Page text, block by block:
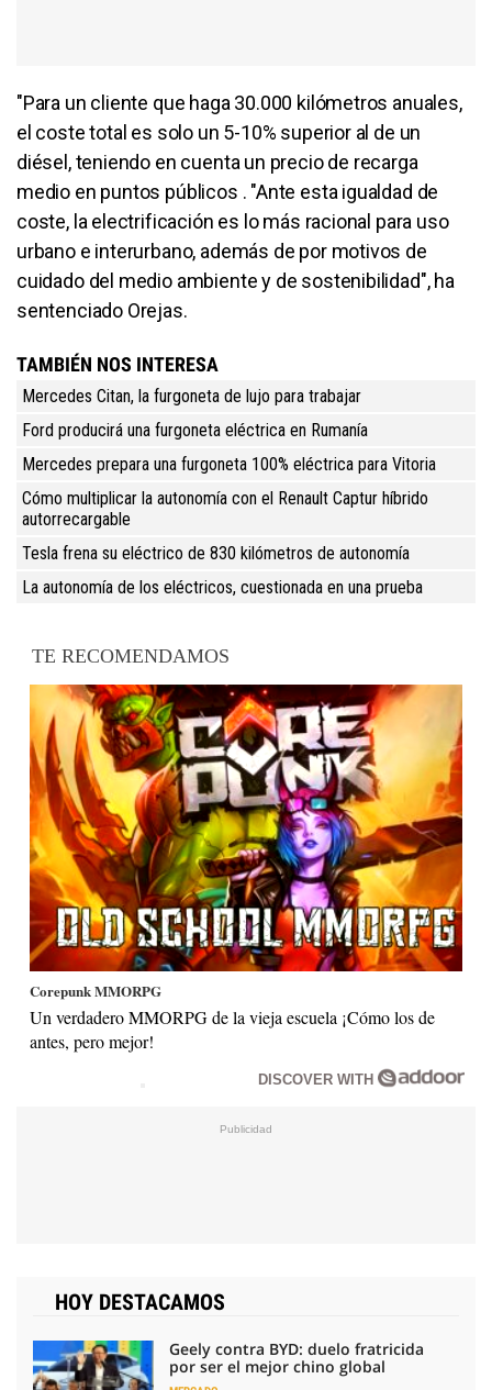
"Para un cliente que haga 30.000 kilómetros anuales,
el coste total es solo un 5-10% superior al de un
diésel, teniendo en cuenta un precio de recarga
medio en puntos públicos . "Ante esta igualdad de
coste, la electrificación es lo más racional para uso
urbano e interurbano, además de por motivos de
cuidado del medio ambiente y de sostenibilidad", ha
sentenciado Orejas.
TAMBIÉN NOS INTERESA
Mercedes Citan, la furgoneta de lujo para trabajar
Ford producirá una furgoneta eléctrica en Rumanía
Mercedes prepara una furgoneta 100% eléctrica para Vitoria
Cómo multiplicar la autonomía con el Renault Captur híbrido
autorrecargable
Tesla frena su eléctrico de 830 kilómetros de autonomía
La autonomía de los eléctricos, cuestionada en una prueba
TE RECOMENDAMOS
Corepunk MMORPG
Un verdadero MMORPG de la vieja escuela ¡Cómo los de
antes, pero mejor!
DISCOVER WITH
HOY DESTACAMOS
Geely contra BYD: duelo fratricida
por ser el mejor chino global